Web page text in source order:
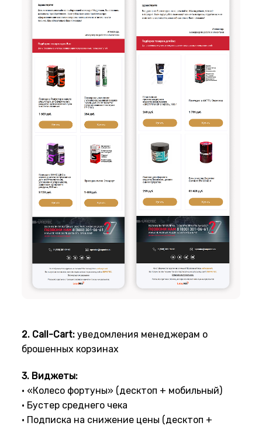
2. Call-Cart: уведомления менеджерам о
брошенных корзинах
3. Виджеты:
• «Колесо фортуны» (десктоп + мобильный)
• Бустер среднего чека
• Подписка на снижение цены (десктоп +